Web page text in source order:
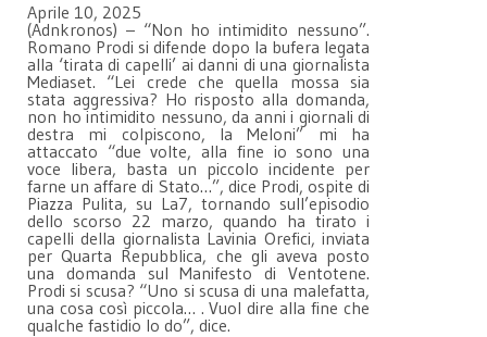
Aprile 10, 2025
(Adnkronos) – “Non ho intimidito nessuno”.
Romano Prodi si difende dopo la bufera legata
alla ‘tirata di capelli’ ai danni di una giornalista
Mediaset. “Lei crede che quella mossa sia
stata aggressiva? Ho risposto alla domanda,
non ho intimidito nessuno, da anni i giornali di
destra mi colpiscono, la Meloni” mi ha
attaccato “due volte, alla fine io sono una
voce libera, basta un piccolo incidente per
farne un affare di Stato…”, dice Prodi, ospite di
Piazza Pulita, su La7, tornando sull’episodio
dello scorso 22 marzo, quando ha tirato i
capelli della giornalista Lavinia Orefici, inviata
per Quarta Repubblica, che gli aveva posto
una domanda sul Manifesto di Ventotene.
Prodi si scusa? “Uno si scusa di una malefatta,
una cosa così piccola… . Vuol dire alla fine che
qualche fastidio lo do”, dice.